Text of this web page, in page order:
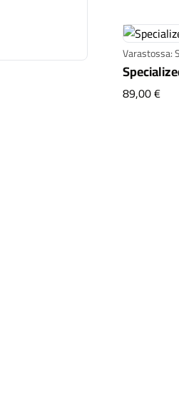
Varastossa:
89,00 €